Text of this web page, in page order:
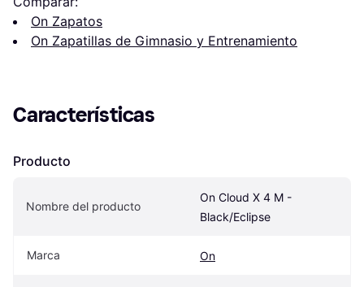
On Zapatos
On Zapatillas de Gimnasio y Entrenamiento
Características
Producto
Nombre del producto
On Cloud X 4 M -
Black/Eclipse
Marca On